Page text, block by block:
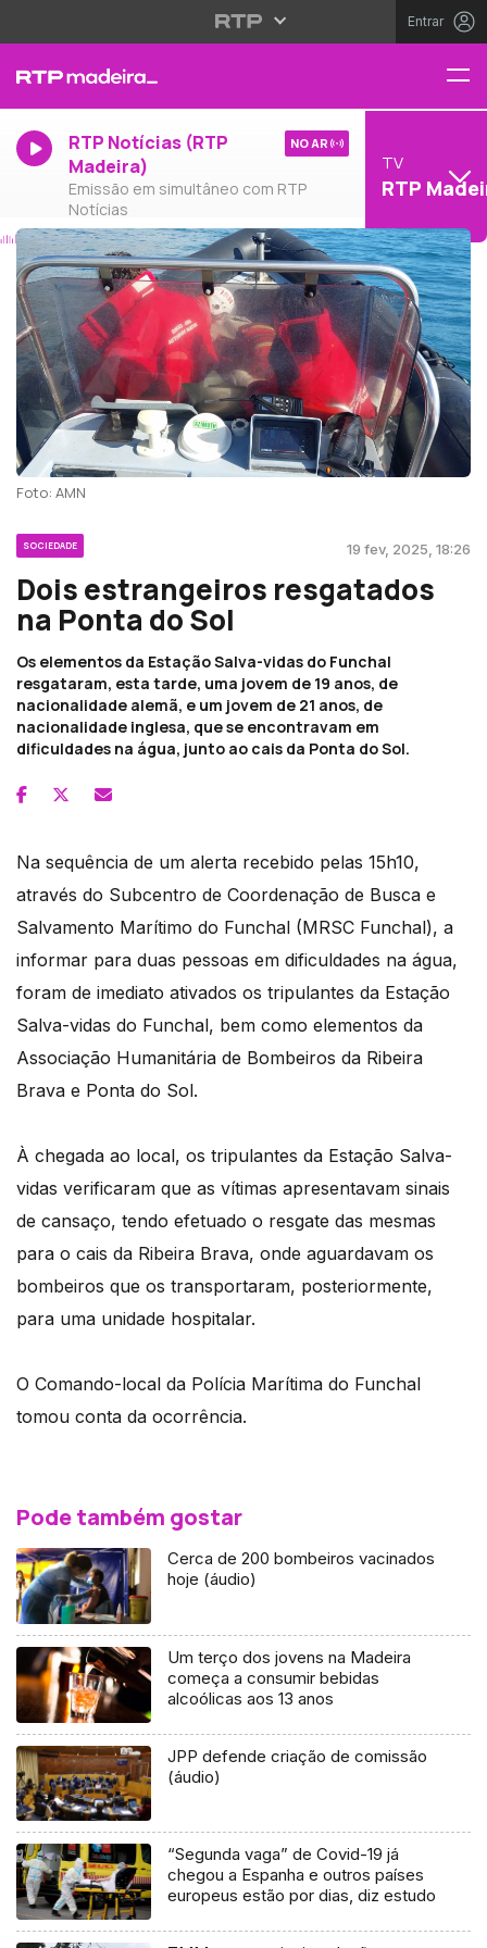
Entrar
RTP Notícias (RTP
Madeira)
Emissão em simultâneo com RTP
Notícias
NO AR
TV
RTP
Foto: AMN
SOCIEDADE 19 fev, 2025, 18:26
Dois estrangeiros resgatados
na Ponta do Sol
Os elementos da Estação Salva-vidas do Funchal
resgataram, esta tarde, uma jovem de 19 anos, de
nacionalidade alemã, e um jovem de 21 anos, de
nacionalidade inglesa, que se encontravam em
dificuldades na água, junto ao cais da Ponta do Sol.
Na sequência de um alerta recebido pelas 15h10,
através do Subcentro de Coordenação de Busca e
Salvamento Marítimo do Funchal (MRSC Funchal), a
informar para duas pessoas em dificuldades na água,
foram de imediato ativados os tripulantes da Estação
Salva-vidas do Funchal, bem como elementos da
Associação Humanitária de Bombeiros da Ribeira
Brava e Ponta do Sol.
À chegada ao local, os tripulantes da Estação Salva-
vidas verificaram que as vítimas apresentavam sinais
de cansaço, tendo efetuado o resgate das mesmas
para o cais da Ribeira Brava, onde aguardavam os
bombeiros que os transportaram, posteriormente,
para uma unidade hospitalar.
O Comando-local da Polícia Marítima do Funchal
tomou conta da ocorrência.
Pode também gostar
Cerca de 200 bombeiros vacinados
hoje (áudio)
Um terço dos jovens na Madeira
começa a consumir bebidas
alcoólicas aos 13 anos
JPP defende criação de comissão
(áudio)
“Segunda vaga” de Covid-19 já
chegou a Espanha e outros países
europeus estão por dias, diz estudo